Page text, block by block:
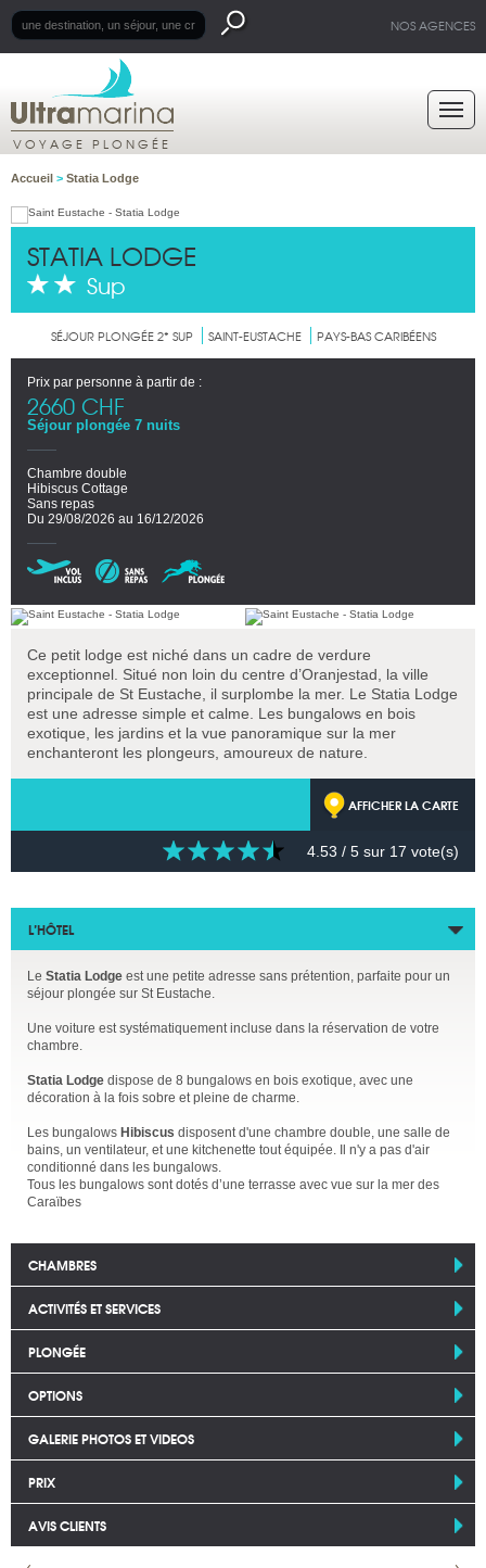
NOS AGENCES
VOYAGE PLONGÉE
Accueil > Statia Lodge
STATIA LODGE
Sup
SÉJOUR PLONGÉE 2* SUP SAINT-EUSTACHE PAYS-BAS CARIBÉENS
Prix par personne à partir de :
2660 CHF
Séjour plongée 7 nuits
Chambre double
Hibiscus Cottage
Sans repas
Du 29/08/2026 au 16/12/2026
Ce petit lodge est niché dans un cadre de verdure
exceptionnel. Situé non loin du centre d’Oranjestad, la ville
principale de St Eustache, il surplombe la mer. Le Statia Lodge
est une adresse simple et calme. Les bungalows en bois
exotique, les jardins et la vue panoramique sur la mer
enchanteront les plongeurs, amoureux de nature.
AFFICHER LA CARTE
4.53 / 5 sur 17 vote(s)
L’HÔTEL
Le Statia Lodge est une petite adresse sans prétention, parfaite pour un
séjour plongée sur St Eustache.
Une voiture est systématiquement incluse dans la réservation de votre
chambre.
Statia Lodge dispose de 8 bungalows en bois exotique, avec une
décoration à la fois sobre et pleine de charme.
Les bungalows Hibiscus disposent d'une chambre double, une salle de
bains, un ventilateur, et une kitchenette tout équipée. Il n'y a pas d'air
conditionné dans les bungalows.
Tous les bungalows sont dotés d’une terrasse avec vue sur la mer des
Caraïbes
CHAMBRES
ACTIVITÉS ET SERVICES
PLONGÉE
OPTIONS
GALERIE PHOTOS ET VIDEOS
PRIX
AVIS CLIENTS